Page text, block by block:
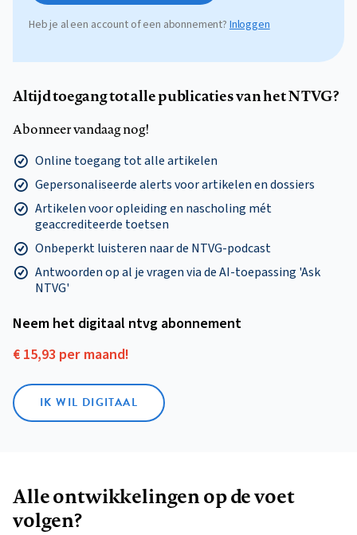
Heb je al een account of een abonnement?Inloggen
Altijd toegang tot alle publicaties van het NTVG?
Abonneer vandaag nog!
Online toegang tot alle artikelen
Gepersonaliseerde alerts voor artikelen en dossiers
Artikelen voor opleiding en nascholing mét
geaccrediteerde toetsen
Onbeperkt luisteren naar de NTVG-podcast
Antwoorden op al je vragen via de AI-toepassing 'Ask
NTVG'
Neem het digitaal ntvg abonnement
€ 15,93 per maand!
IK WIL DIGITAAL
Alle ontwikkelingen op de voet
volgen?